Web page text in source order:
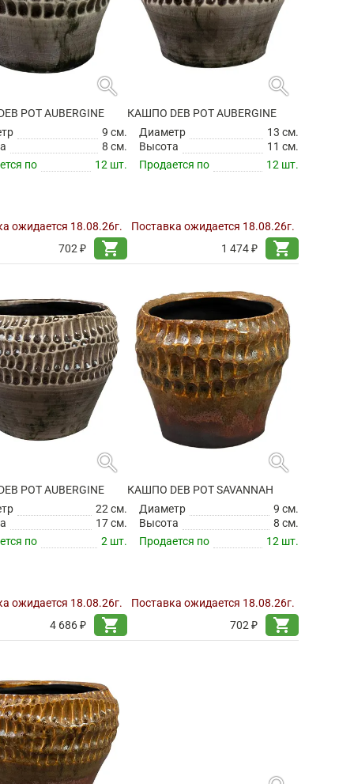
search
POT AUBERGINE
9 см.
8 см.
по
12 шт.
ожидается 18.08.26г.
702 ₽
shopping_cart
search
КАШПО DEB POT AUBERGINE
Диаметр
13 см.
Высота
11 см.
Продается по
12 шт.
Поставка ожидается 18.08.26г.
1 474 ₽
shopping_cart
search
POT AUBERGINE
22 см.
17 см.
по
2 шт.
ожидается 18.08.26г.
4 686 ₽
shopping_cart
search
КАШПО DEB POT SAVANNAH
Диаметр
9 см.
Высота
8 см.
Продается по
12 шт.
Поставка ожидается 18.08.26г.
702 ₽
shopping_cart